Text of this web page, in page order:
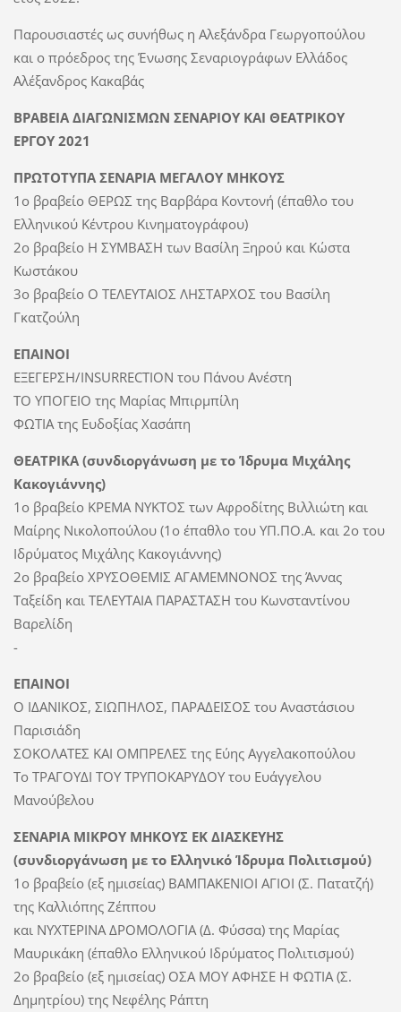
Παρουσιαστές ως συνήθως η Αλεξάνδρα Γεωργοπούλου
και ο πρόεδρος της Ένωσης Σεναριογράφων Ελλάδος
Αλέξανδρος Κακαβάς
ΒΡΑΒΕΙΑ ΔΙΑΓΩΝΙΣΜΩΝ ΣΕΝΑΡΙΟΥ ΚΑΙ ΘΕΑΤΡΙΚΟΥ
ΕΡΓΟΥ 2021
ΠΡΩΤΟΤΥΠΑ ΣΕΝΑΡΙΑ ΜΕΓΑΛΟΥ ΜΗΚΟΥΣ
1ο βραβείο ΘΕΡΩΣ της Βαρβάρα Κοντονή (έπαθλο του
Ελληνικού Κέντρου Κινηματογράφου)
2ο βραβείο Η ΣΥΜΒΑΣΗ των Βασίλη Ξηρού και Κώστα
Κωστάκου
3ο βραβείο Ο ΤΕΛΕΥΤΑΙΟΣ ΛΗΣΤΑΡΧΟΣ του Βασίλη
Γκατζούλη
ΕΠΑΙΝΟΙ
ΕΞΕΓΕΡΣΗ/INSURRECTION του Πάνου Ανέστη
ΤΟ ΥΠΟΓΕΙΟ της Μαρίας Μπιρμπίλη
ΦΩΤΙΑ της Ευδοξίας Χασάπη
ΘΕΑΤΡΙΚΑ (συνδιοργάνωση με το Ίδρυμα Μιχάλης
Κακογιάννης)
1ο βραβείο ΚΡΕΜΑ ΝΥΚΤΟΣ των Αφροδίτης Βιλλιώτη και
Μαίρης Νικολοπούλου (1ο έπαθλο του ΥΠ.ΠΟ.Α. και 2ο του
Ιδρύματος Μιχάλης Κακογιάννης)
2ο βραβείο ΧΡΥΣΟΘΕΜΙΣ ΑΓΑΜΕΜΝΟΝΟΣ της Άννας
Ταξείδη και ΤΕΛΕΥΤΑΙΑ ΠΑΡΑΣΤΑΣΗ του Κωνσταντίνου
Βαρελίδη
-
ΕΠΑΙΝΟΙ
Ο ΙΔΑΝΙΚΟΣ, ΣΙΩΠΗΛΟΣ, ΠΑΡΑΔΕΙΣΟΣ του Αναστάσιου
Παρισιάδη
ΣΟΚΟΛΑΤΕΣ ΚΑΙ ΟΜΠΡΕΛΕΣ της Εύης Αγγελακοπούλου
Το ΤΡΑΓΟΥΔΙ ΤΟΥ ΤΡΥΠΟΚΑΡΥΔΟΥ του Ευάγγελου
Μανούβελου
ΣΕΝΑΡΙΑ ΜΙΚΡΟΥ ΜΗΚΟΥΣ ΕΚ ΔΙΑΣΚΕΥΗΣ
(συνδιοργάνωση με το Ελληνικό Ίδρυμα Πολιτισμού)
1ο βραβείο (εξ ημισείας) ΒΑΜΠΑΚΕΝΙΟΙ ΑΓΙΟΙ (Σ. Πατατζή)
της Καλλιόπης Ζέππου
και ΝΥΧΤΕΡΙΝΑ ΔΡΟΜΟΛΟΓΙΑ (Δ. Φύσσα) της Μαρίας
Μαυρικάκη (έπαθλο Ελληνικού Ιδρύματος Πολιτισμού)
2ο βραβείο (εξ ημισείας) ΟΣΑ ΜΟΥ ΑΦΗΣΕ Η ΦΩΤΙΑ (Σ.
Δημητρίου) της Νεφέλης Ράπτη